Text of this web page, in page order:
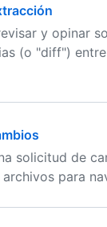
y opinar
(o "diff")
solicitud de
para